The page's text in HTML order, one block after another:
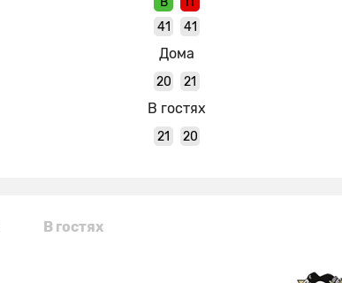
41
41
Дома
20 21
В гостях
21 20
В гостях